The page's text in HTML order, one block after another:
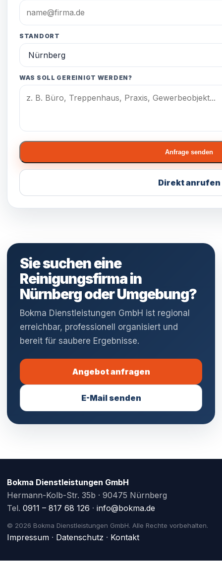
STANDORT
WAS SOLL GEREINIGT WERDEN?
Anfrage senden
Direkt anrufen
Sie suchen eine
Reinigungsfirma in
Nürnberg oder Umgebung?
Bokma Dienstleistungen GmbH ist regional
erreichbar, professionell organisiert und
bereit für saubere Ergebnisse.
Angebot anfragen
E-Mail senden
Bokma Dienstleistungen GmbH
Hermann-Kolb-Str. 35b · 90475 Nürnberg
Tel. 0911 – 817 68 126 · info@bokma.de
© 2026 Bokma Dienstleistungen GmbH. Alle Rechte vorbehalten.
Impressum · Datenschutz · Kontakt